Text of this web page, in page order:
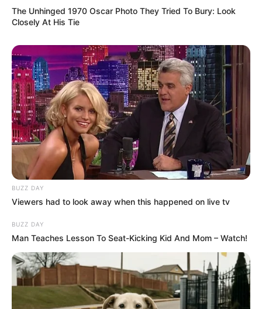
(foto: instagram/asty_ananta)
5. Memamerkan kue ulang tahunnya yang berlumuran
cokelat
The Unhinged 1970 Oscar Photo They Tried To Bury: Look
Closely At His Tie
BUZZ DAY
Viewers had to look away when this happened on live tv
BUZZ DAY
Man Teaches Lesson To Seat-Kicking Kid And Mom – Watch!